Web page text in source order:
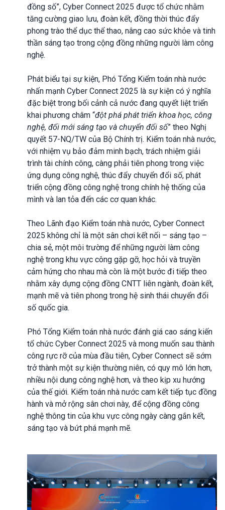
đồng số”, Cyber Connect 2025 được tổ chức nhằm
tăng cường giao lưu, đoàn kết, đồng thời thúc đẩy
phong trào thể dục thể thao, nâng cao sức khỏe và tinh
thần sáng tạo trong cộng đồng những người làm công
nghệ.
Phát biểu tại sự kiện, Phó Tổng Kiểm toán nhà nước
nhấn mạnh Cyber Connect 2025 là sự kiện có ý nghĩa
đặc biệt trong bối cảnh cả nước đang quyết liệt triển
khai phương châm “đột phá phát triển khoa học, công
nghệ, đổi mới sáng tạo và chuyển đổi số” theo Nghị
quyết 57-NQ/TW của Bộ Chính trị. Kiểm toán nhà nước,
với nhiệm vụ bảo đảm minh bạch, trách nhiệm giải
trình tài chính công, càng phải tiên phong trong việc
ứng dụng công nghệ, thúc đẩy chuyển đổi số, phát
triển cộng đồng công nghệ trong chính hệ thống của
mình và lan tỏa đến các cơ quan khác.
Theo Lãnh đạo Kiểm toán nhà nước, Cyber Connect
2025 không chỉ là một sân chơi kết nối – sáng tạo –
chia sẻ, một môi trường để những người làm công
nghệ trong khu vực công gặp gỡ, học hỏi và truyền
cảm hứng cho nhau mà còn là một bước đi tiếp theo
nhằm xây dựng cộng đồng CNTT liên ngành, đoàn kết,
mạnh mẽ và tiên phong trong hệ sinh thái chuyển đổi
số quốc gia.
Phó Tổng Kiểm toán nhà nước đánh giá cao sáng kiến
tổ chức Cyber Connect 2025 và mong muốn sau thành
công rực rỡ của mùa đầu tiên, Cyber Connect sẽ sớm
trở thành một sự kiện thường niên, có quy mô lớn hơn,
nhiều nội dung công nghệ hơn, và theo kịp xu hướng
của thế giới. Kiểm toán nhà nước cam kết tiếp tục đồng
hành và mở rộng sân chơi này, để cộng đồng công
nghệ thông tin của khu vực công ngày càng gắn kết,
sáng tạo và bứt phá mạnh mẽ.